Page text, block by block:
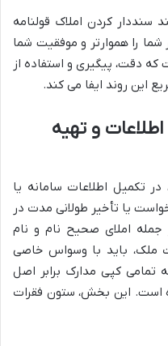
سنددار کردن املاک قولنامه
را هموارتر و موفقیت شما
دقت، پیگیری و استفاده از
این روند ایفا می کند.
و تهیه
تکمیل اطلاعات سامانه یا
یا تأخیر طولانی مدت در
جمله املای صحیح نام و نام
ملک، باید با وسواس خاصی
تمامی کپی مدارک برابر اصل
است. این بخش، ستون فقرات